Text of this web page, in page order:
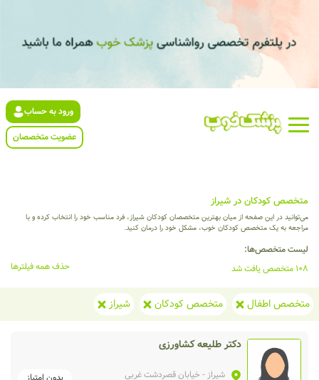
ورود به حساب
عضویت متخصصان
متخصص کودکان در شیراز
می‌توانید در این صفحه از میان بهترین متخصصان کودکان شیراز، فرد مناسب خود را انتخاب کرده و با
مراجعه به یک متخصص کودکان خوب، مشکل خود را درمان کنید.
لیست متخصص‌ها:
108 متخصص یافت شد
حذف همه فیلترها
متخصص اطفال متخصص کودکان شیراز
دکتر طلیعه کشاورزی
شیراز - خیابان قصردشت غربی